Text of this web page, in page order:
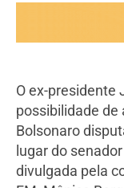
O ex-presidente
possibilidade de
Bolsonaro
lugar do
divulgada pela